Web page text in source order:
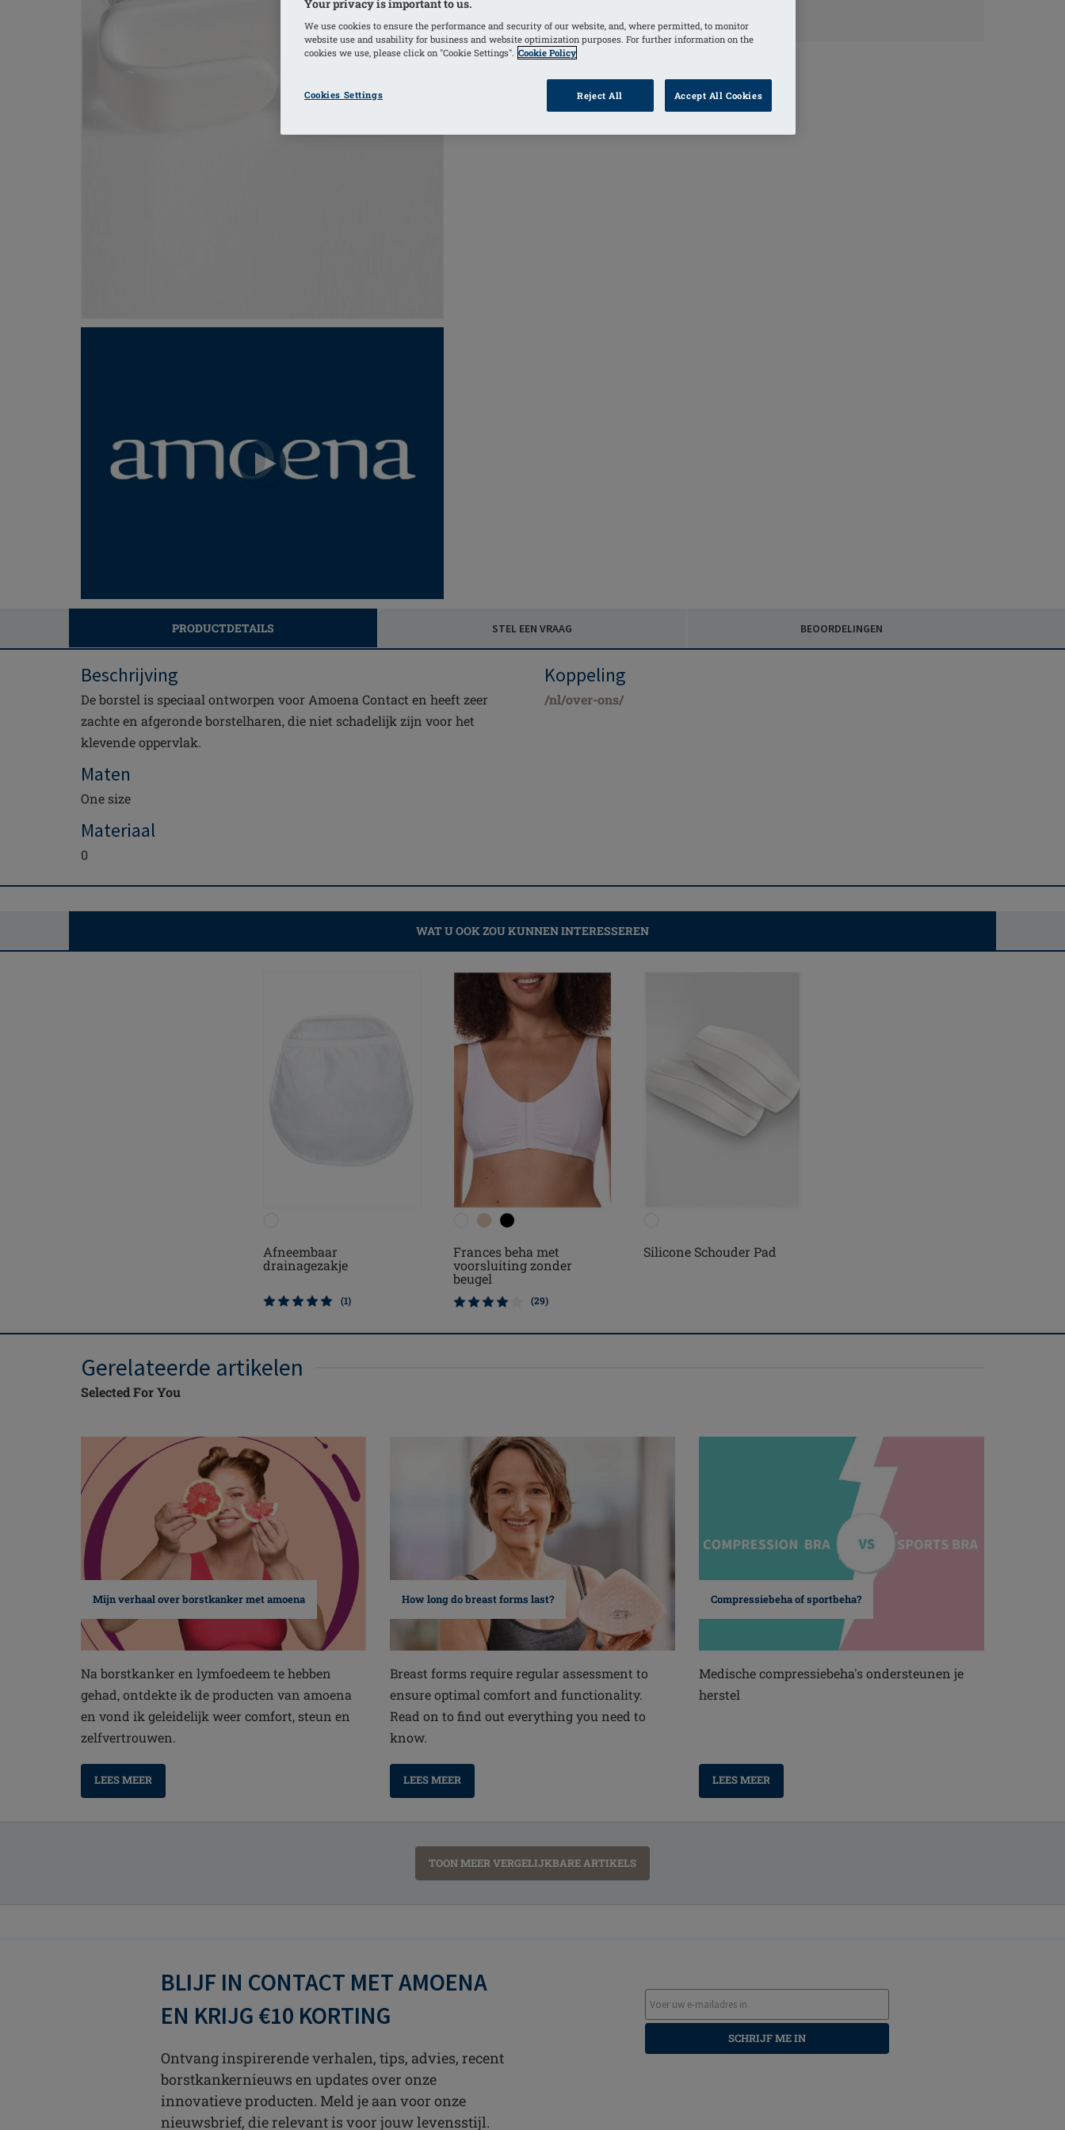
PRODUCTDETAILS STEL EEN VRAAG BEOORDELINGEN
Beschrijving
De borstel is speciaal ontworpen voor Amoena Contact en heeft zeer
zachte en afgeronde borstelharen, die niet schadelijk zijn voor het
klevende oppervlak.
Maten
One size
Materiaal
0
Koppeling
/nl/over-ons/
WAT U OOK ZOU KUNNEN INTERESSEREN
Afneembaar
drainagezakje
(1)
Frances beha met
voorsluiting zonder
beugel
(29)
Silicone Schouder Pad
Gerelateerde artikelen
Selected For You
Mijn verhaal over borstkanker met amoena
Na borstkanker en lymfoedeem te hebben
gehad, ontdekte ik de producten van amoena
en vond ik geleidelijk weer comfort, steun en
zelfvertrouwen.
LEES MEER
How long do breast forms last?
Breast forms require regular assessment to
ensure optimal comfort and functionality.
Read on to find out everything you need to
know.
LEES MEER
Compressiebeha of sportbeha?
Medische compressiebeha's ondersteunen je
herstel
LEES MEER
TOON MEER VERGELIJKBARE ARTIKELS
BLIJF IN CONTACT MET AMOENA
EN KRIJG €10 KORTING
Ontvang inspirerende verhalen, tips, advies, recent
borstkankernieuws en updates over onze
innovatieve producten. Meld je aan voor onze
nieuwsbrief, die relevant is voor jouw levensstijl.
SCHRIJF ME IN
Your privacy is important to us.
We use cookies to ensure the performance and security of our website, and, where permitted, to monitor
website use and usability for business and website optimization purposes. For further information on the
cookies we use, please click on "Cookie Settings". Cookie Policy
Cookies Settings Reject All Accept All Cookies